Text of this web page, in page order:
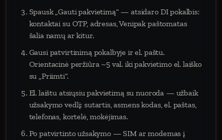
Spausk „Gauti pakvietimą“ — atsidaro DI pokalbis:
kontaktai su OTP, adresas, Venipak paštomatas
šalia namų ar kitur.
Gausi patvirtinimą pokalbyje ir el. paštu.
Orientacinė peržiūra ~5 val. iki pakvietimo el. laiško
su „Priimti“.
El. laištu atsiųsiu pakvietimą su nuoroda — užbaik
užsakymo vedlį: sutartis, asmens kodas, el. paštas,
telefonas, kortelė, mokėjimas.
Po patvirtinto užsakymo — SIM ar modemas į